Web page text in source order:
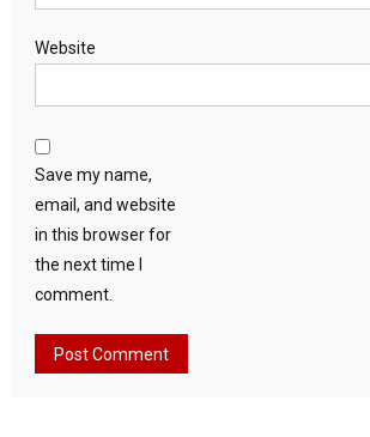
Website
Save my name,
email, and website
in this browser for
the next time I
comment.